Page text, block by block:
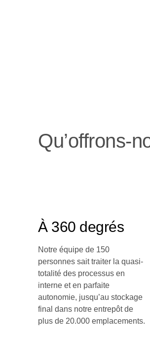
Qu’offrons-
À 360 degrés
Notre équipe de 150
personnes sait traiter la quasi-
totalité des processus en
interne et en parfaite
autonomie, jusqu’au stockage
final dans notre entrepôt de
plus de 20.000 emplacements.